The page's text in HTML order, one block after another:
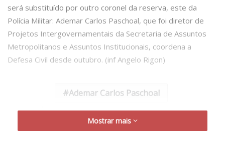
será substituído por outro coronel da reserva, este da
Polícia Militar: Ademar Carlos Paschoal, que foi diretor de
Projetos Intergovernamentais da Secretaria de Assuntos
Metropolitanos e Assuntos Institucionais, coordena a
Defesa Civil desde outubro. (inf Angelo Rigon)
Ademar Carlos Paschoal
Marcelo Américo Vieira Pessôa
Mostrar mais